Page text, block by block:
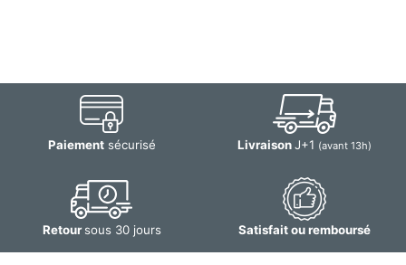
Paiementsécurisé LivraisonJ+1 (avant 13h)
Retoursous 30 jours Satisfait ou remboursé